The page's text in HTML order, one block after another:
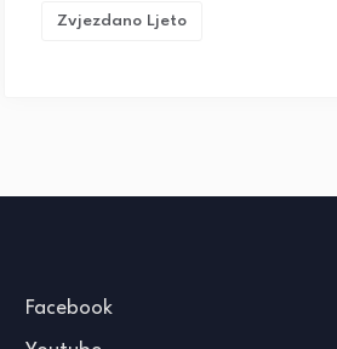
Zvjezdano Ljeto
Facebook